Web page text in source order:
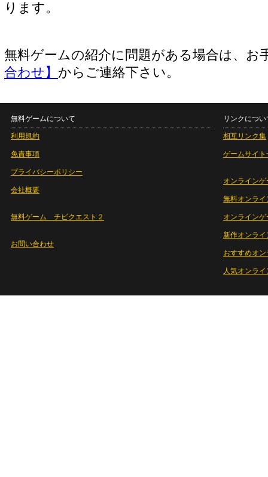
ります。
無料ゲームの紹介に問題がある場合は、お
合わせ】 からご連絡下さい。
無料ゲームについて
利用規約
免責事項
プライバシーポリシー
会社概要
無料ゲーム チビクエスト２
お問い合わせ
リンクについ
相互リンク集
ゲームサイト
オンラインゲ
無料オンライ
オンライン
新作オンライ
おすすめオ
人気オンラ